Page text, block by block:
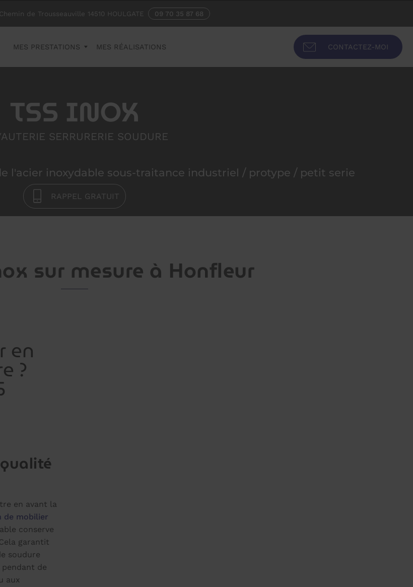
de Trousseauville 14510 HOULGATE 09 70 35 87 68
TSS INOX
SERRURERIE SOUDURE
l'acier inoxydable sous-traitance industriel / protype / petit serie
RAPPEL GRATUIT
MES PRESTATIONS MES RÉALISATIONS CONTACTEZ-MOI
sur mesure à Honfleur
en
?
en avant la
de mobilier
conserve
garantit
soudure
de
aux